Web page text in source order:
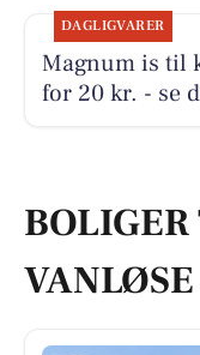
DAGLIGVARER
Magnum is til
for 20 kr. - se
VANLØSE